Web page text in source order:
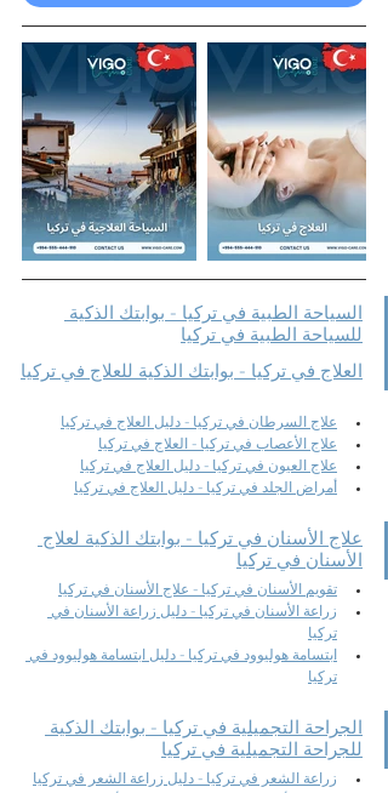
السياحة الطبية في تركيا - بوابتك الذكية
للسياحة الطبية في تركيا
العلاج في تركيا - بوابتك الذكية للعلاج في تركيا
علاج السرطان في تركيا - دليل العلاج في تركيا
علاج الأعصاب في تركيا - العلاج في تركيا
علاج العيون في تركيا - دليل العلاج في تركيا
أمراض الجلد في تركيا - دليل العلاج في تركيا
علاج الأسنان في تركيا - بوابتك الذكية لعلاج
الأسنان في تركيا
تقويم الأسنان في تركيا - علاج الأسنان في تركيا
زراعة الأسنان في تركيا - دليل زراعة الأسنان في
تركيا
ابتسامة هوليوود في تركيا - دليل ابتسامة هوليوود في
تركيا
الجراحة التجميلية في تركيا - بوابتك الذكية
للجراحة التجميلية في تركيا
زراعة الشعر في تركيا - دليل زراعة الشعر في تركيا